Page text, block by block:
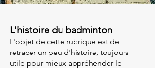
L'histoire du badminton
L'objet de cette rubrique est de
retracer un peu d'histoire, toujours
utile pour mieux appréhender le